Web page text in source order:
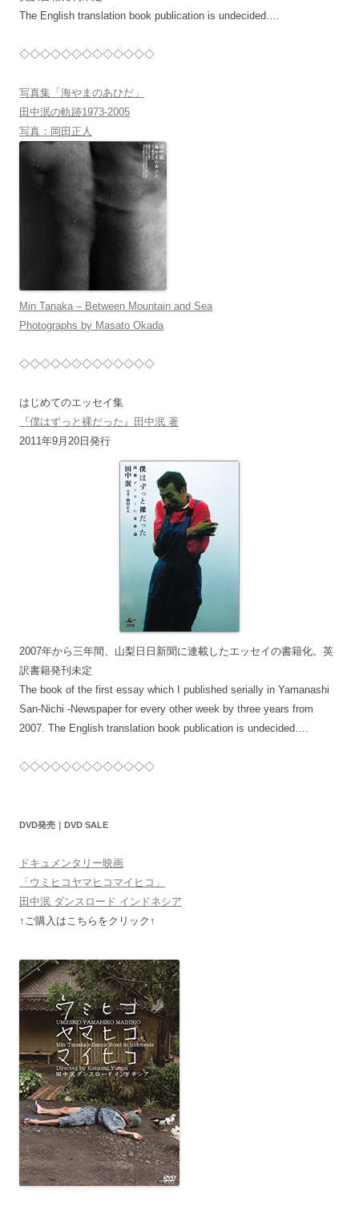
The English translation book publication is undecided….
◇◇◇◇◇◇◇◇◇◇◇◇◇
写真集「海やまのあひだ」
田中泯の軌跡1973-2005
写真：岡田正人
Min Tanaka – Between Mountain and Sea
Photographs by Masato Okada
◇◇◇◇◇◇◇◇◇◇◇◇◇
はじめてのエッセイ集
『僕はずっと裸だった』田中泯 著
2011年9月20日発行
2007年から三年間、山梨日日新聞に連載したエッセイの書籍化。英
訳書籍発刊未定
The book of the first essay which I published serially in Yamanashi
San-Nichi -Newspaper for every other week by three years from
2007. The English translation book publication is undecided….
◇◇◇◇◇◇◇◇◇◇◇◇◇
DVD発売｜DVD SALE
ドキュメンタリー映画
「ウミヒコヤマヒコマイヒコ」
田中泯 ダンスロード インドネシア
↑ご購入はこちらをクリック↑